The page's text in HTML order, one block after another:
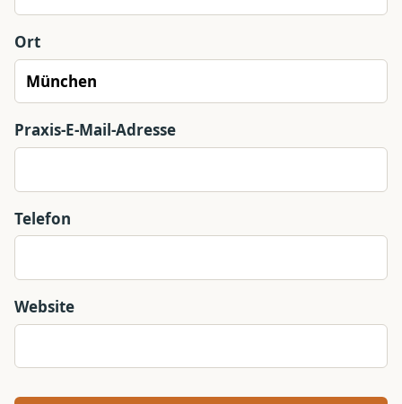
Ort
Praxis-E-Mail-Adresse
Telefon
Website